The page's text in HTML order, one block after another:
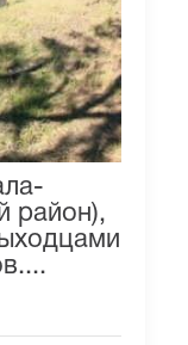
район),